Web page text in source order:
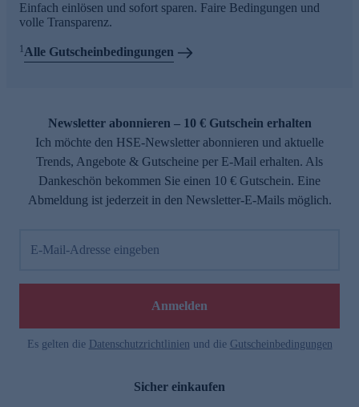
Einfach einlösen und sofort sparen. Faire Bedingungen und
volle Transparenz.
1Alle Gutscheinbedingungen
Newsletter abonnieren – 10 € Gutschein erhalten
Ich möchte den HSE-Newsletter abonnieren und aktuelle
Trends, Angebote & Gutscheine per E-Mail erhalten. Als
Dankeschön bekommen Sie einen 10 € Gutschein. Eine
Abmeldung ist jederzeit in den Newsletter-E-Mails möglich.
E-Mail-Adresse eingeben
Anmelden
Es gelten die Datenschutzrichtlinien und die Gutscheinbedingungen
Sicher einkaufen